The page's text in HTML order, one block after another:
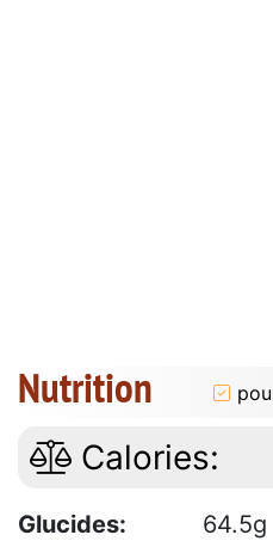
Nutrition
Calories:
Glucides: 64.5g